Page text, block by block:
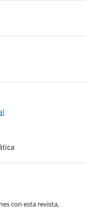
con esta revista,